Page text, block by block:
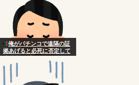
俺がパチンコで遠隔の証
拠あげると必死に否定して
くるやつがいる